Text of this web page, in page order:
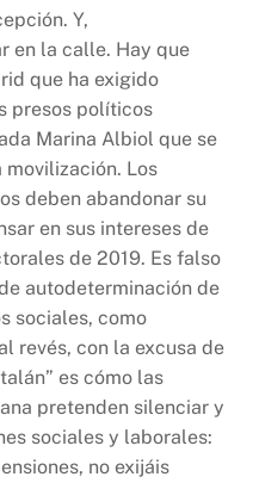
Y,
en la calle. Hay que
que ha exigido
presos políticos
Marina Albiol que se
movilización. Los
deben abandonar su
en sus intereses de
de 2019. Es falso
autodeterminación de
sociales, como
revés, con la excusa de
es cómo las
pretenden silenciar y
sociales y laborales:
no exijáis